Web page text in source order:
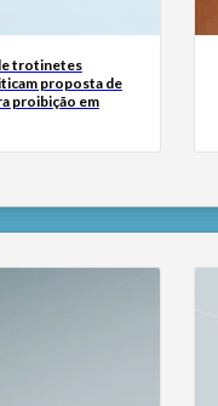
trotinetes
proposta de
proibição em